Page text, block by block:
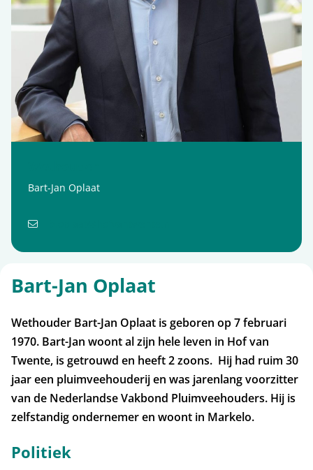
Bart-Jan Oplaat
Bart-Jan Oplaat
Wethouder Bart-Jan Oplaat is geboren op 7 februari
1970. Bart-Jan woont al zijn hele leven in Hof van
Twente, is getrouwd en heeft 2 zoons. Hij had ruim 30
jaar een pluimveehouderij en was jarenlang voorzitter
van de Nederlandse Vakbond Pluimveehouders. Hij is
zelfstandig ondernemer en woont in Markelo.
Politiek